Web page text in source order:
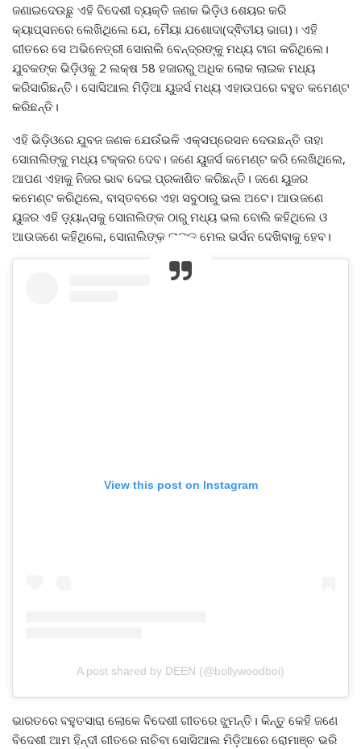
ଜଣାଇଦେଉଛୁ ଏହି ବିଦେଶୀ ବ୍ୟକ୍ତି ଜଣକ ଭିଡ଼ିଓ ଶେୟର କରି
କ୍ୟାପ୍ସନରେ ଲେଖିଥିଲେ ଯେ, ମୈୟା ଯଶୋଦା(ଦ୍ଵିତୀୟ ଭାଗ)। ଏହି
ଗୀତରେ ସେ ଅଭିନେତ୍ରୀ ସୋନାଲି ବେନ୍ଦ୍ରଙ୍କୁ ମଧ୍ୟ ଟାଗ କରିଥିଲେ।
ଯୁବକଙ୍କ ଭିଡ଼ିଓକୁ 2 ଲକ୍ଷ 58 ହଜାରରୁ ଅଧିକ ଲୋକ ଲାଇକ ମଧ୍ୟ
କରିସାରିଛନ୍ତି। ସୋସିଆଲ ମିଡ଼ିଆ ୟୁଜର୍ସ ମଧ୍ୟ ଏହାଉପରେ ବହୁତ କମେଣ୍ଟ
କରିଛନ୍ତି।
ଏହି ଭିଡ଼ିଓରେ ଯୁବଜ ଜଣକ ଯେଉଁଭଳି ଏକ୍ସପ୍ରେସନ ଦେଉଛନ୍ତି ତାହା
ସୋନାଲିଙ୍କୁ ମଧ୍ୟ ଟକ୍କର ଦେବ। ଜଣେ ୟୁଜର୍ସ କମେଣ୍ଟ କରି ଲେଖିଥିଲେ,
ଆପଣ ଏହାକୁ ନିଜର ଭାବ ଦେଇ ପ୍ରକାଶିତ କରିଛନ୍ତି। ଜଣେ ୟୁଜର
କମେଣ୍ଟ କରିଥିଲେ, ବାସ୍ତବରେ ଏହା ସବୁଠାରୁ ଭଲ ଅଟେ। ଆଉଜଣେ
ୟୁଜର ଏହି ଡ଼୍ୟାନ୍ସକୁ ସୋନାଲିଙ୍କ ଠାରୁ ମଧ୍ୟ ଭଲ ବୋଲି କହିଥିଲେ ଓ
ଆଉଜଣେ କହିଥିଲେ, ସୋନାଲିଙ୍କୁ ତାଙ୍କ ମେଲ ଭର୍ସନ ଦେଖିବାକୁ ହେବ।
View this post on Instagram
A post shared by DEEN (@bollywoodboi)
ଭାରତରେ ବହୁତସାରା ଲୋକେ ବିଦେଶୀ ଗୀତରେ ଝୁମନ୍ତି। କିନ୍ତୁ କେହି ଜଣେ
ବିଦେଶୀ ଆମ ହିନ୍ଦୀ ଗୀତରେ ନାଚିବା ସୋସିଆଲ ମିଡ଼ିଆରେ ରୋମାଞ୍ଚ ଭରି